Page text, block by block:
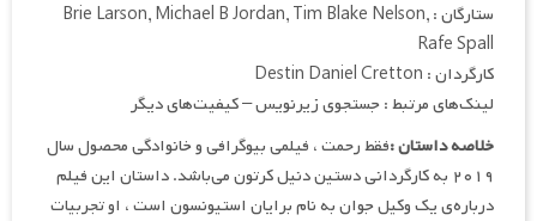
ستارگان : Brie Larson, Michael B Jordan, Tim Blake Nelson,
Rafe Spall
کارگردان : Destin Daniel Cretton
لینک‌های مرتبط : جستجوی زیرنویس – کیفیت‌های دیگر
خلاصه داستان :فقط رحمت ، فیلمی بیوگرافی و خانوادگی محصول سال
۲۰۱۹ به کارگردانی دستین دنیل کرتون می‌باشد. داستان این فیلم
درباره‌ی یک وکیل جوان به نام برایان استیونسون است ، او تجربیات